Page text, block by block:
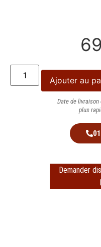
Ajouter au
Date de
plus
Demander